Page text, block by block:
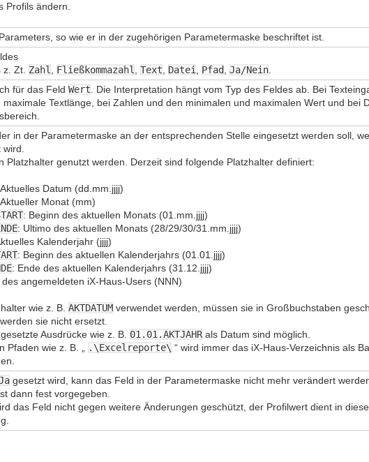
Profils ändern.
so wie er in der zugehörigen Parametermaske beschriftet ist.
Zt. Zahl Fließkommazahl Text Datei Pfad Ja/Nein.
für das Feld Wert . Die Interpretation hängt vom Typ des Feldes ab. Bei
maximale Textlänge, bei Zahlen und den minimalen und maximalen Wert und bei
in der Parametermaske an der entsprechenden Stelle eingesetzt werden soll,
Platzhalter genutzt werden. Derzeit sind folgende Platzhalter definiert:
Datum (dd.mm.jjjj)
Monat (mm)
: Beginn des aktuellen Monats (01.mm.jjjj)
: Ultimo des aktuellen Monats (28/29/30/31.mm.jjjj)
Kalenderjahr (jjjj)
: Beginn des aktuellen Kalenderjahrs (01.01.jjjj)
: Ende des aktuellen Kalenderjahrs (31.12.jjjj)
angemeldeten iX-Haus-Users (NNN)
wie z. B. AKTDATUMverwendet werden, müssen sie in Großbuchstaben
sie nicht ersetzt.
Ausdrücke wie z. B. 01.01.AKTJAHRals Datum sind möglich.
Pfaden wie z. B. „
.\Excelreporte\ “ wird immer das iX-Haus-Verzeichnis als
gesetzt wird, kann das Feld in der Parametermaske nicht mehr verändert
dann fest vorgegeben.
das Feld nicht gegen weitere Änderungen geschützt, der Profilwert dient in